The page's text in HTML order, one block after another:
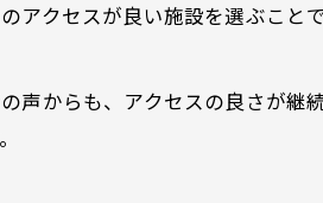
で始める健康習慣
ム習慣の続け方
るジム選びの秘訣
で美容意識を高める方法
アクセスが良い施設を選ぶこと
声からも、アクセスの良さが